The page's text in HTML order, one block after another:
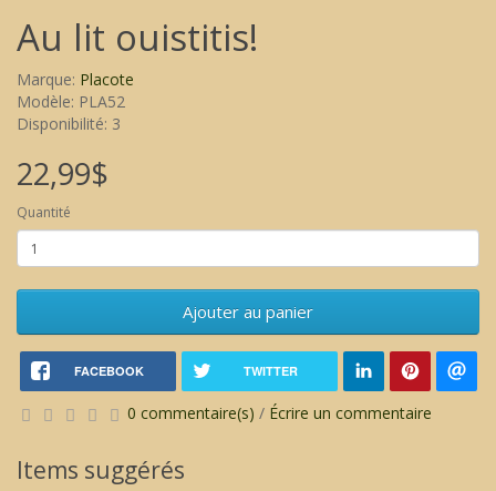
Au lit ouistitis!
Marque: Placote
Modèle: PLA52
Disponibilité: 3
22,99$
Quantité
Ajouter au panier
FACEBOOK TWITTER
0 commentaire(s) / Écrire un commentaire
Items suggérés